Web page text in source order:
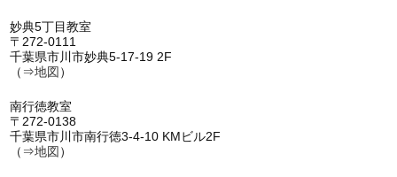
妙典5丁目教室
〒272-0111
千葉県市川市妙典5-17-19 2F
（⇒地図 ）
南行徳教室
〒272-0138
千葉県市川市南行徳3-4-10 KMビル2F
（⇒地図 ）